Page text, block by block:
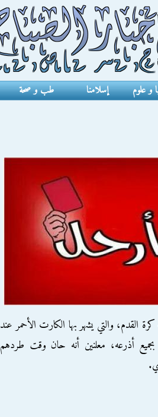
و علوم إسلامنا طب و صحة
القدم، والتي يشهر بها الكارت الأحمر عند
بجميع أذرعه، معلنين أنه حان وقت طردهم